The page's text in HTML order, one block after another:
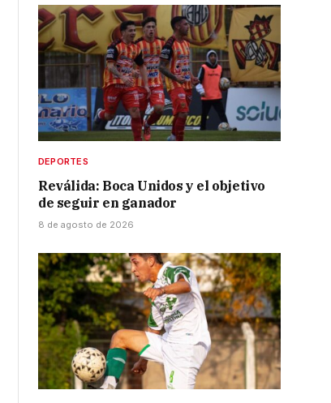
DEPORTES
Reválida: Boca Unidos y el objetivo
de seguir en ganador
8 de agosto de 2026